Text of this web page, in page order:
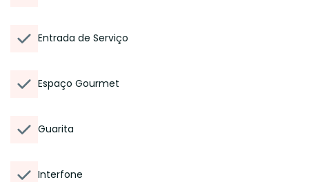
Entrada de Serviço
Espaço Gourmet
Guarita
Interfone